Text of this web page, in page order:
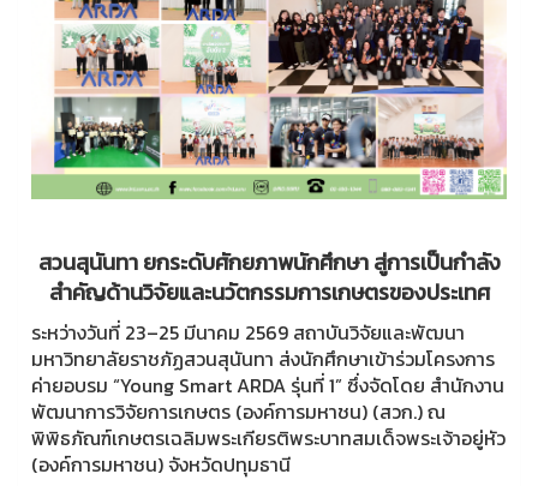
สวนสุนันทา ยกระดับศักยภาพนักศึกษา สู่การเป็นกำลัง
สำคัญด้านวิจัยและนวัตกรรมการเกษตรของประเทศ
ระหว่างวันที่ 23–25 มีนาคม 2569 สถาบันวิจัยและพัฒนา
มหาวิทยาลัยราชภัฏสวนสุนันทา ส่งนักศึกษาเข้าร่วมโครงการ
ค่ายอบรม “Young Smart ARDA รุ่นที่ 1” ซึ่งจัดโดย สำนักงาน
พัฒนาการวิจัยการเกษตร (องค์การมหาชน) (สวก.) ณ
พิพิธภัณฑ์เกษตรเฉลิมพระเกียรติพระบาทสมเด็จพระเจ้าอยู่หัว
(องค์การมหาชน) จังหวัดปทุมธานี